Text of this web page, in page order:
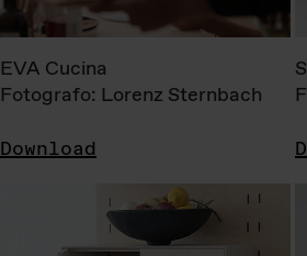
EVA Cucina
Fotografo: Lorenz Sternbach
Download